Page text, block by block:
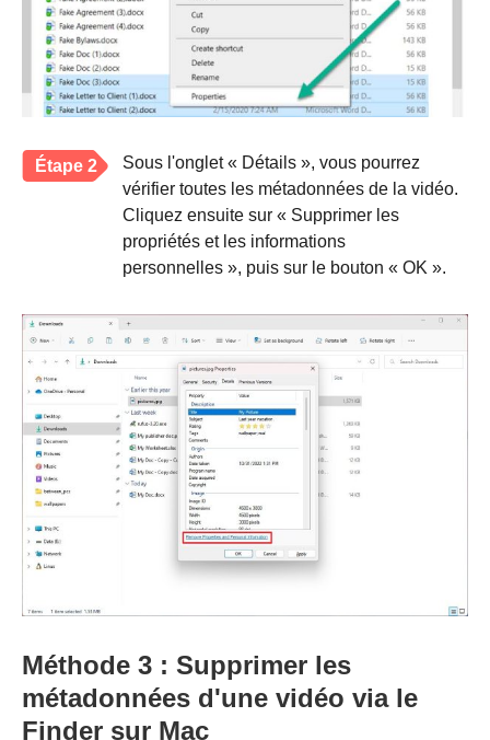
Étape 2
Sous l'onglet « Détails », vous pourrez
vérifier toutes les métadonnées de la vidéo.
Cliquez ensuite sur « Supprimer les
propriétés et les informations
personnelles », puis sur le bouton « OK ».
Méthode 3 : Supprimer les
métadonnées d'une vidéo via le
Finder sur Mac